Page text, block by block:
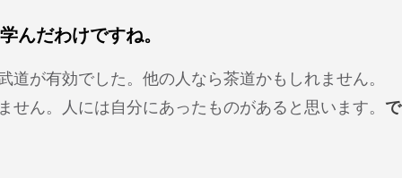
んだわけですね。
道が有効でした。他の人なら茶道かもしれません。
せん。人には自分にあったものがあると思います。